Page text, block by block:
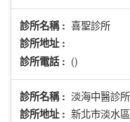
診所名稱 : 喜聖診所
診所地址 :
診所電話 : ()
診所名稱 : 淡海中醫診所
診所地址 : 新北市淡水